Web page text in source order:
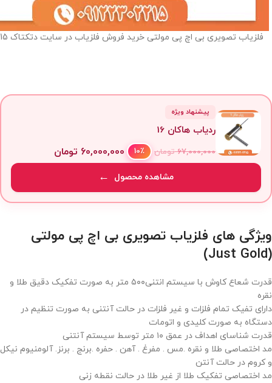
فلزیاب تصویری بی اچ پی مولتی خرید فروش فلزیاب در سایت دتکتاک 09122302215
پیشنهاد ویژه
ردیاب هاکان 16
67,000,000 تومان 10٪ 60,000,000 تومان
مشاهده محصول
ویژگی های فلزیاب تصویری بی اچ پی مولتی
(Just Gold)
قدرت شعاع کاوش با سیستم انتنی۵۰۰ متر به صورت تفکیک دقیق طلا و
نقره
دارای تفیک تمام فلزات و غیر فلزات در حالت آنتنی به صورت تنظیم در
دستگاه به صورت کلیدی و اتومات
قدرت شناسای اهداف در عمق ۱۰ متر توسط سیستم آنتنی
مد اختصاصی طلا و نقره .مس . مفرغ . آهن . حفره .برنج . برنز. آلومنیوم نیکل
و کروم در حالت آنتن
مد اختصاصی تفکیک طلا از غیر طلا در حالت نقطه زنی